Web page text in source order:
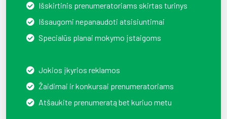
Išskirtinis prenumeratoriams skirtas turinys
Išsaugomi nepanaudoti atsisiuntimai
Specialūs planai mokymo įstaigoms
Jokios įkyrios reklamos
Žaidimai ir konkursai prenumeratoriams
Atšaukite prenumeratą bet kuriuo metu